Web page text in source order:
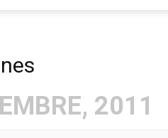
2011